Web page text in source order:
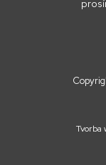
Tvorba